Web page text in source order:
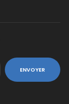
ENVOYER